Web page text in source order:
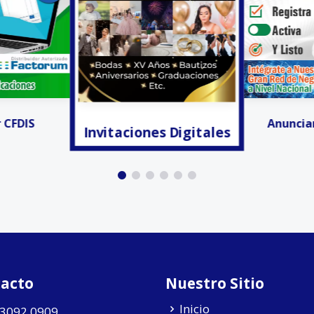
Digitales Anunciar Gratis!!!
Nuestro Sitio
Inicio